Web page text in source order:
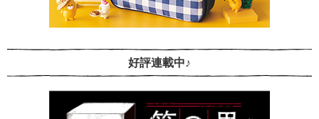
好評連載中♪